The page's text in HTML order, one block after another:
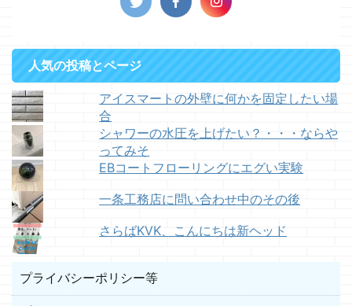
人気の投稿とページ
アイスマートの外壁に何かを固定したい場
合
シャワーの水圧を上げたい？・・・ならや
ってみそ
EBコートフローリングにエグい実験
一条工務店に問い合わせ中のその後
さらばKVK、こんにちは新ヘッド
プライバシーポリシー等